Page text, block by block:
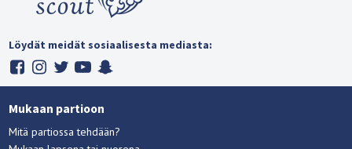
Löydät meidät sosiaalisesta mediasta:
Mukaan partioon
Mitä partiossa tehdään?